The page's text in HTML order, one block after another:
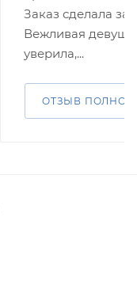
Заказ сделала за
Вежливая
уверила,...
ОТЗЫВ